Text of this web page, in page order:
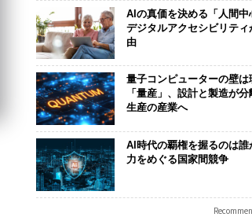
AIの真価を決める「人間
デジタルアクセシビリティ
由
量子コンピューターの壁は
「量産」、設計と製造が
生産の産業へ
AI時代の覇権を握るのは
力をめぐる国家間競争